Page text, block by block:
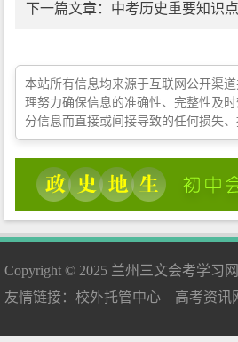
下一篇文章： 中考历史重要知识
本站所有信息均来源于互联网公开渠
理努力确保信息的准确性、完整性及
分信息而直接或间接导致的任何损失
Copyright © 2025 兰州三文会考学习网
友情链接： 校外托管中心 高考资讯